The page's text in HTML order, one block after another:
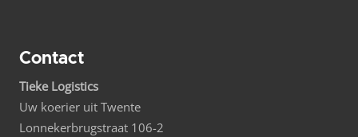
Contact
Tieke Logistics
Uw koerier uit Twente
Lonnekerbrugstraat 106-2